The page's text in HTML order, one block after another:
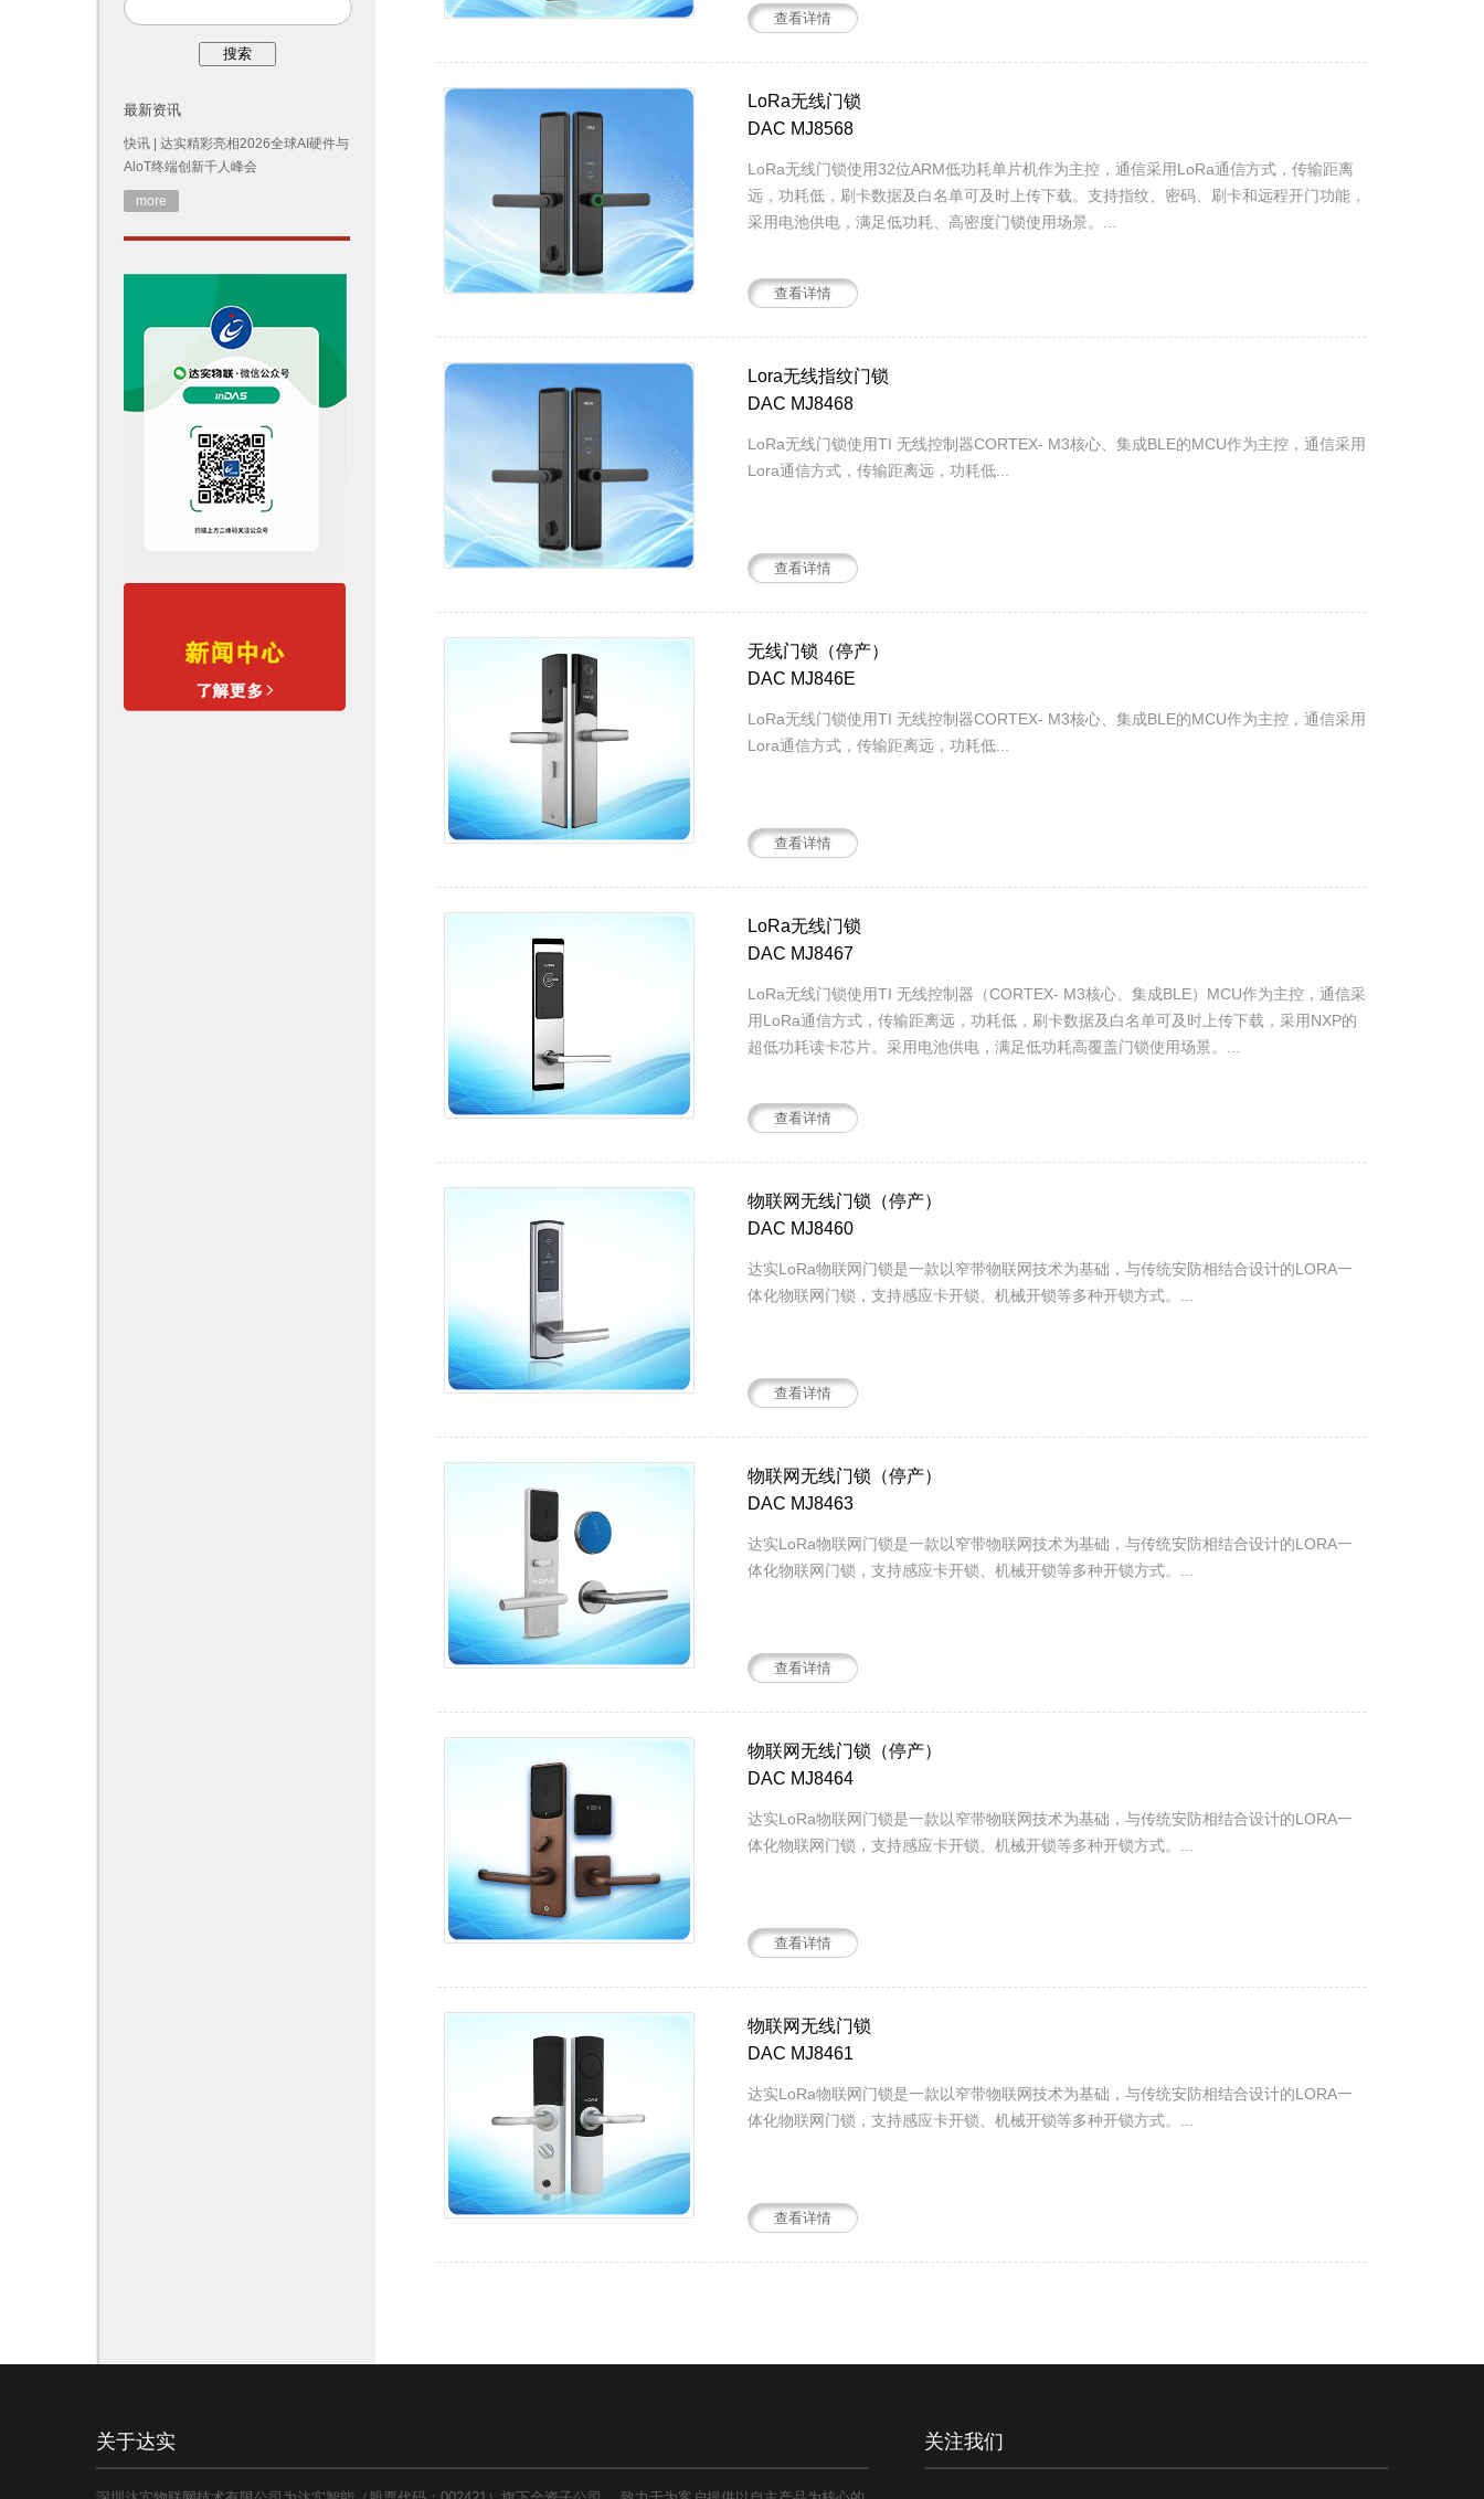
最新资讯
快讯 | 达实精彩亮相2026全球AI硬件与
AloT终端创新千人峰会
more
查看详情
LoRa无线门锁
DAC MJ8568
LoRa无线门锁使用32位ARM低功耗单片机作为主控，通信采用LoRa通信方式，传输距离
远，功耗低，刷卡数据及白名单可及时上传下载。支持指纹、密码、刷卡和远程开门功能，
采用电池供电，满足低功耗、高密度门锁使用场景。...
查看详情
Lora无线指纹门锁
DAC MJ8468
LoRa无线门锁使用TI 无线控制器CORTEX- M3核心、集成BLE的MCU作为主控，通信采用
Lora通信方式，传输距离远，功耗低...
查看详情
无线门锁（停产）
DAC MJ846E
LoRa无线门锁使用TI 无线控制器CORTEX- M3核心、集成BLE的MCU作为主控，通信采用
Lora通信方式，传输距离远，功耗低...
查看详情
LoRa无线门锁
DAC MJ8467
LoRa无线门锁使用TI 无线控制器（CORTEX- M3核心、集成BLE）MCU作为主控，通信采
用LoRa通信方式，传输距离远，功耗低，刷卡数据及白名单可及时上传下载，采用NXP的
超低功耗读卡芯片。采用电池供电，满足低功耗高覆盖门锁使用场景。...
查看详情
物联网无线门锁（停产）
DAC MJ8460
达实LoRa物联网门锁是一款以窄带物联网技术为基础，与传统安防相结合设计的LORA一
体化物联网门锁，支持感应卡开锁、机械开锁等多种开锁方式。...
查看详情
物联网无线门锁（停产）
DAC MJ8463
达实LoRa物联网门锁是一款以窄带物联网技术为基础，与传统安防相结合设计的LORA一
体化物联网门锁，支持感应卡开锁、机械开锁等多种开锁方式。...
查看详情
物联网无线门锁（停产）
DAC MJ8464
达实LoRa物联网门锁是一款以窄带物联网技术为基础，与传统安防相结合设计的LORA一
体化物联网门锁，支持感应卡开锁、机械开锁等多种开锁方式。...
查看详情
物联网无线门锁
DAC MJ8461
达实LoRa物联网门锁是一款以窄带物联网技术为基础，与传统安防相结合设计的LORA一
体化物联网门锁，支持感应卡开锁、机械开锁等多种开锁方式。...
查看详情
关于达实 关注我们